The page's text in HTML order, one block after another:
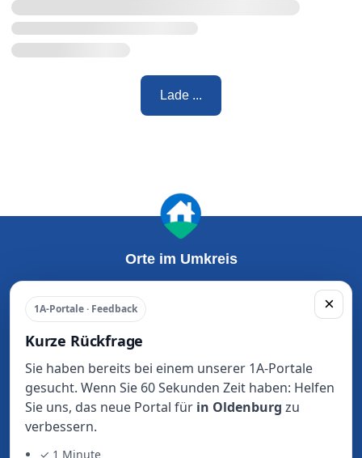
Lade ...
×
1A-Portale · Feedback
Kurze Rückfrage
Sie haben bereits bei einem unserer 1A-Portale
gesucht. Wenn Sie 60 Sekunden Zeit haben: Helfen
Sie uns, das neue Portal für in Oldenburg zu
verbessern.
✓ 1 Minute
Orte im Umkreis
Delmenhorst
Bad Zwischenahn
Varel
Westerstede
Rastede
Edewecht
Bad Zwischenahn
Varel
Westerstede